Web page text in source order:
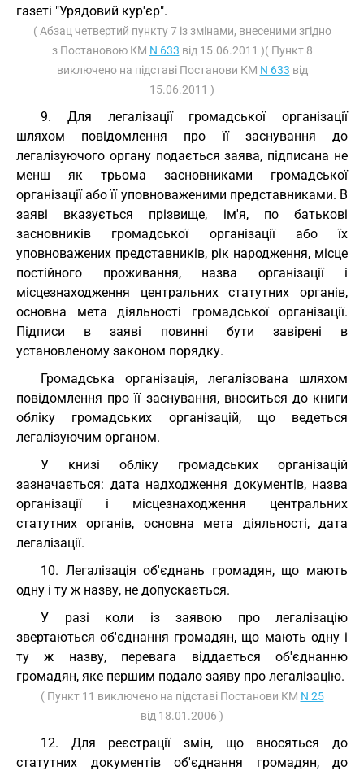
газеті "Урядовий кур'єр".
( Абзац четвертий пункту 7 із змінами, внесеними згідно
з Постановою КМ N 633 від 15.06.2011 )( Пункт 8
виключено на підставі Постанови КМ N 633 від
15.06.2011 )
9. Для легалізації громадської організації
шляхом повідомлення про її заснування до
легалізуючого органу подається заява, підписана не
менш як трьома засновниками громадської
організації або її уповноваженими представниками. В
заяві вказується прізвище, ім'я, по батькові
засновників громадської організації або їх
уповноважених представників, рік народження, місце
постійного проживання, назва організації і
місцезнаходження центральних статутних органів,
основна мета діяльності громадської організації.
Підписи в заяві повинні бути завірені в
установленому законом порядку.
Громадська організація, легалізована шляхом
повідомлення про її заснування, вноситься до книги
обліку громадських організацій, що ведеться
легалізуючим органом.
У книзі обліку громадських організацій
зазначається: дата надходження документів, назва
організації і місцезнаходження центральних
статутних органів, основна мета діяльності, дата
легалізації.
10. Легалізація об'єднань громадян, що мають
одну і ту ж назву, не допускається.
У разі коли із заявою про легалізацію
звертаються об'єднання громадян, що мають одну і
ту ж назву, перевага віддається об'єднанню
громадян, яке першим подало заяву про легалізацію.
( Пункт 11 виключено на підставі Постанови КМ N 25
від 18.01.2006 )
12. Для реєстрації змін, що вносяться до
статутних документів об'єднання громадян, до